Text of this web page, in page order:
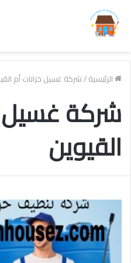
الرئيسية/شركة غسيل خزانات أم
شركة غسيل
القيوين